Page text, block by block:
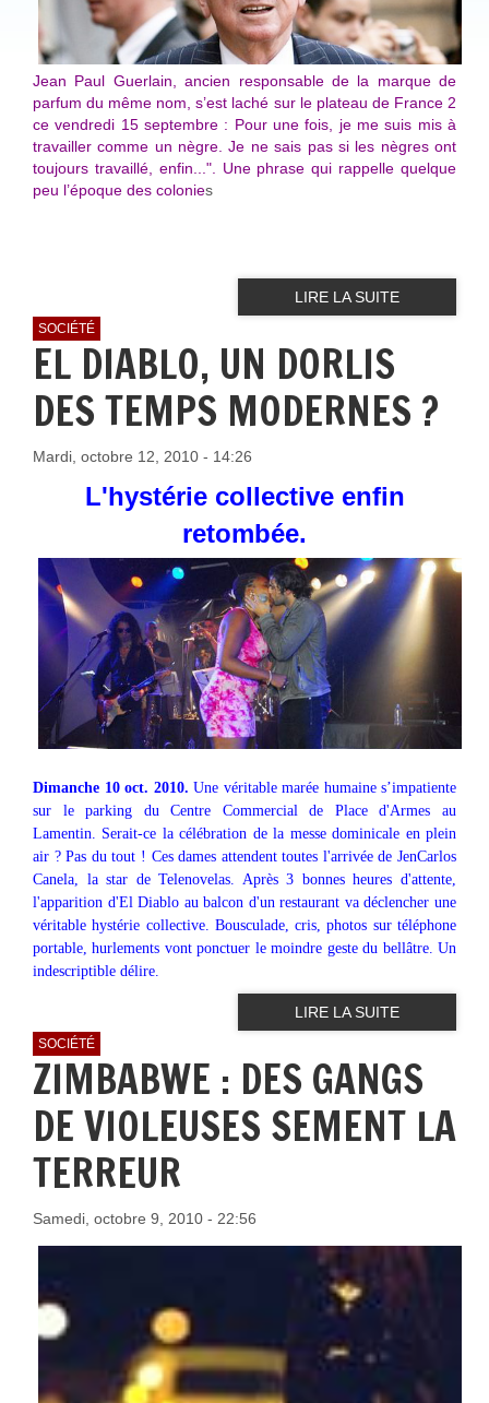
Jean Paul Guerlain, ancien responsable de la marque de
parfum du même nom, s’est laché sur le plateau de France 2
ce vendredi 15 septembre : Pour une fois, je me suis mis à
travailler comme un nègre. Je ne sais pas si les nègres ont
toujours travaillé, enfin...". Une phrase qui rappelle quelque
peu l’époque des colonies
LIRE LA SUITE
SOCIÉTÉ
EL DIABLO, UN DORLIS
DES TEMPS MODERNES ?
Mardi, octobre 12, 2010 - 14:26
L'hystérie collective enfin
retombée.
Dimanche 10 oct. 2010. Une véritable marée humaine s’impatiente
sur le parking du Centre Commercial de Place d'Armes au
Lamentin. Serait-ce la célébration de la messe dominicale en plein
air ? Pas du tout ! Ces dames attendent toutes l'arrivée de JenCarlos
Canela, la star de Telenovelas. Après 3 bonnes heures d'attente,
l'apparition d'El Diablo au balcon d'un restaurant va déclencher une
véritable hystérie collective. Bousculade, cris, photos sur téléphone
portable, hurlements vont ponctuer le moindre geste du bellâtre. Un
indescriptible délire.
LIRE LA SUITE
SOCIÉTÉ
ZIMBABWE : DES GANGS
DE VIOLEUSES SEMENT LA
TERREUR
Samedi, octobre 9, 2010 - 22:56